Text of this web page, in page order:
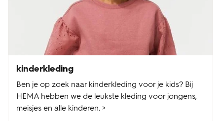
kinderkleding
Ben je op zoek naar kinderkleding voor je kids? Bij
HEMA hebben we de leukste kleding voor jongens,
meisjes en alle kinderen. >